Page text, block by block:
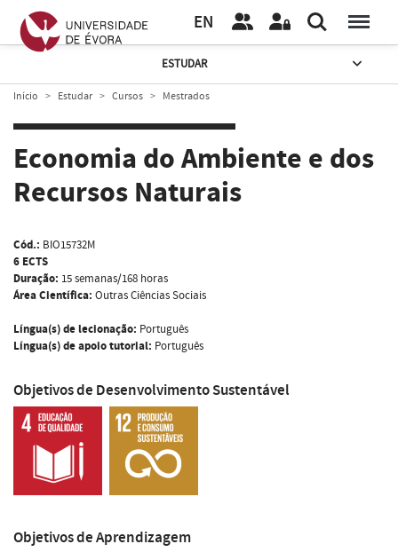
EN
ESTUDAR
Início Estudar Cursos Mestrados
Economia do Ambiente e dos
Recursos Naturais
Cód.: BIO15732M
6 ECTS
Duração: 15 semanas/168 horas
Área Científica: Outras Ciências Sociais
Língua(s) de lecionação: Português
Língua(s) de apoio tutorial: Português
Objetivos de Desenvolvimento Sustentável
Objetivos de Aprendizagem